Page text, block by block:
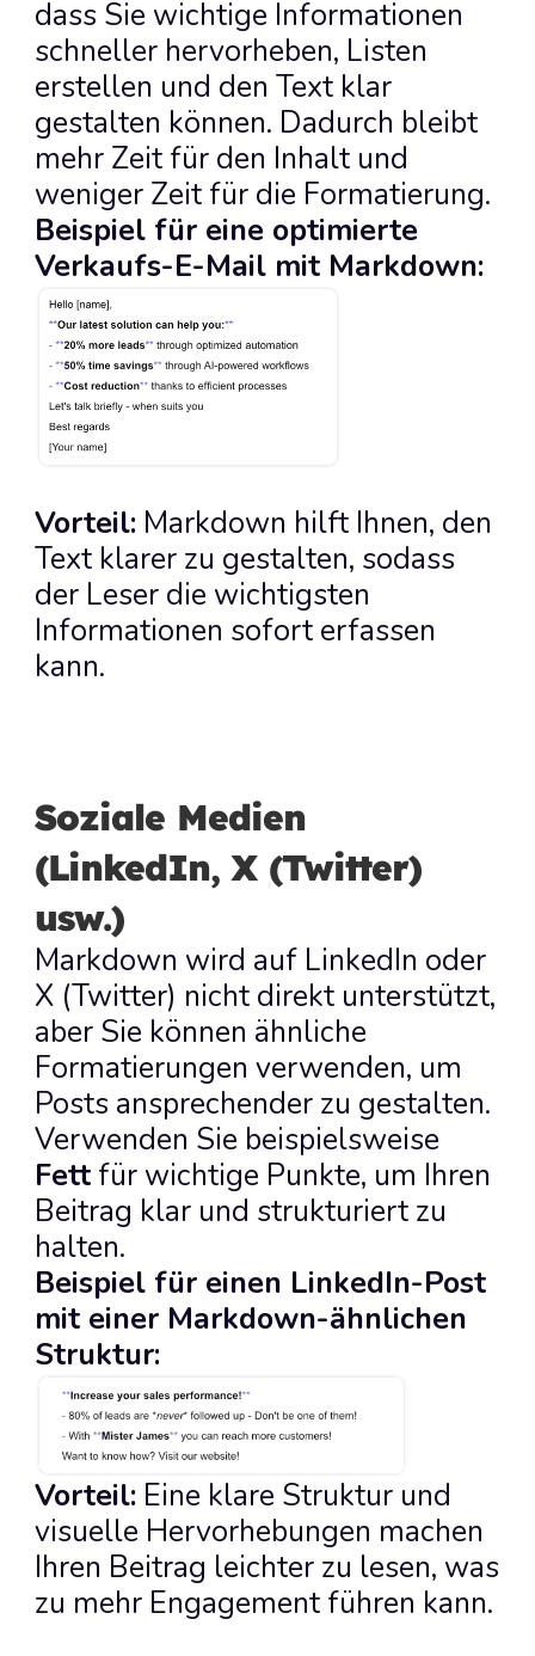
dass Sie wichtige Informationen
schneller hervorheben, Listen
erstellen und den Text klar
gestalten können. Dadurch bleibt
mehr Zeit für den Inhalt und
weniger Zeit für die Formatierung.
Beispiel für eine optimierte
Verkaufs-E-Mail mit Markdown:
Vorteil: Markdown hilft Ihnen, den
Text klarer zu gestalten, sodass
der Leser die wichtigsten
Informationen sofort erfassen
kann.
Soziale Medien
(LinkedIn, X (Twitter)
usw.)
Markdown wird auf LinkedIn oder
X (Twitter) nicht direkt unterstützt,
aber Sie können ähnliche
Formatierungen verwenden, um
Posts ansprechender zu gestalten.
Fett für wichtige Punkte, um Ihren
Beitrag klar und strukturiert zu
halten.
Beispiel für einen LinkedIn-Post
mit einer Markdown-ähnlichen
Struktur:
Vorteil: Eine klare Struktur und
visuelle Hervorhebungen machen
Ihren Beitrag leichter zu lesen, was
zu mehr Engagement führen kann.